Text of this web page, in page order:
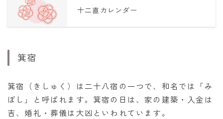
十二直カレンダー
箕宿
箕宿（きしゅく）は二十八宿の一つで、和名では「み
ぼし」と呼ばれます。箕宿の日は、家の建築・入金は
吉、婚礼・葬儀は大凶といわれています。